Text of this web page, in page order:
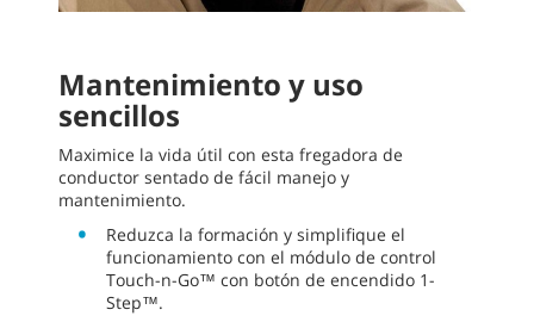
Mantenimiento y uso
sencillos
Maximice la vida útil con esta fregadora de
conductor sentado de fácil manejo y
mantenimiento.
Reduzca la formación y simplifique el
funcionamiento con el módulo de control
Touch-n-Go™ con botón de encendido 1-
Step™.